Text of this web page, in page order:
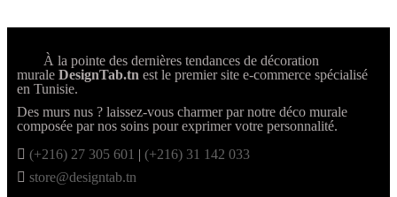
À la pointe des dernières tendances de décoration
murale DesignTab.tn est le premier site e-commerce spécialisé
en Tunisie.
Des murs nus ? laissez-vous charmer par notre déco murale
composée par nos soins pour exprimer votre personnalité.
(+216) 27 305 601 | (+216) 31 142 033
store@designtab.tn